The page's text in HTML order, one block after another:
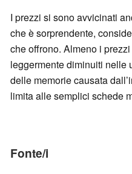
I prezzi si sono avvicinati
che è sorprendente,
che offrono. Almeno i
leggermente diminuiti nelle
delle memorie causata
limita alle semplici schede
Fonte/i